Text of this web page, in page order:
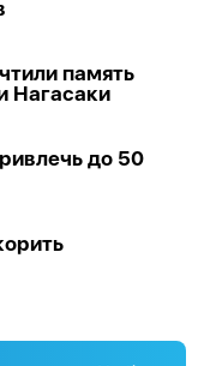
память
Нагасаки
до 50